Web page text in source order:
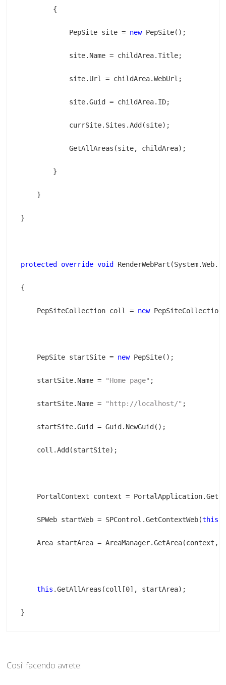
            PepSite site =
new
protected override void
    PepSiteCollection coll =
new
    PepSite startSite =
new
    startSite.Name =
"Home page"
    startSite.Name =
"http://localhost/"
PortalContext context =
    SPWeb startWeb = SPControl.GetContextWeb(
this
this
}
Cosi' facendo avrete: